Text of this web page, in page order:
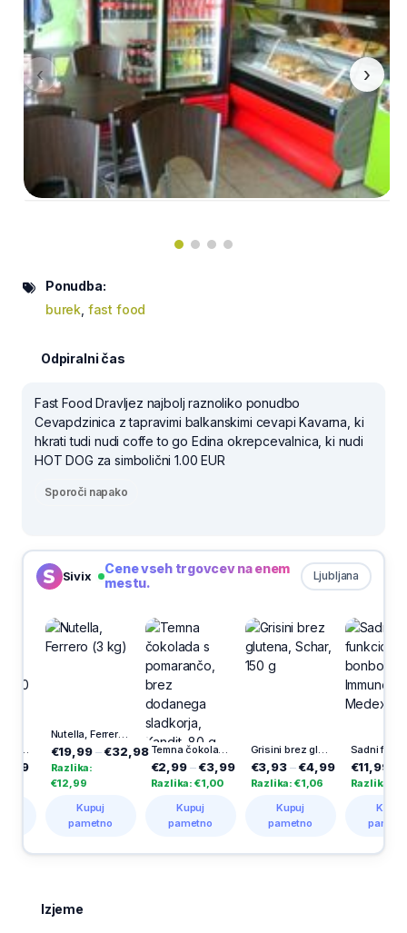
‹ ›
Ponudba:
burek fast food
Odpiralni čas
Fast Food Dravljez najbolj raznoliko ponudbo
Cevapdzinica z tapravimi balkanskimi cevapi Kavarna, ki
hkrati tudi nudi coffe to go Edina okrepcevalnica, ki nudi
HOT DOG za simbolični 1.00 EUR
Sporoči napako
Sivix Ljubljana
Cene vseh trgovcev na enem
mestu.
Nutella, Ferrero (3 kg)
€19,99– €32,98
Razlika:
€12,99
Kupuj
pametno
Temna čokolada s pomarančo, brez dodanega sladkorja, Kandit, 80 g
€2,99– €3,99
Razlika: €1,00
Kupuj
pametno
Grisini brez glutena, Schar, 150 g
€3,93– €4,99
Razlika: €1,06
Kupuj
pametno
€11,99–
Razlika: €8,00
Kupuj
pametno
Izjeme